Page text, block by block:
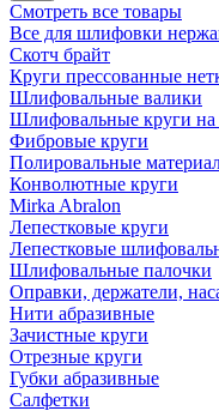
Смотреть все товары
Все для шлифовки
Скотч брайт
Круги прессованные
Шлифовальные валики
Шлифовальные круги на
Фибровые круги
Полировальные
Конволютные круги
Mirka Abralon
Лепестковые круги
Лепестковые
Шлифовальные палочки
Оправки, держатели,
Нити абразивные
Зачистные круги
Отрезные круги
Губки абразивные
Салфетки